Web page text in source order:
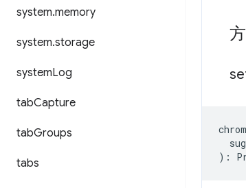
system.memory
system.storage
systemLog
tabCapture
tabGroups
tabs
) :